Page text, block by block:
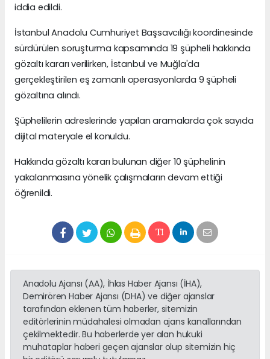
iddia edildi.
İstanbul Anadolu Cumhuriyet Başsavcılığı koordinesinde
sürdürülen soruşturma kapsamında 19 şüpheli hakkında
gözaltı kararı verilirken, İstanbul ve Muğla'da
gerçekleştirilen eş zamanlı operasyonlarda 9 şüpheli
gözaltına alındı.
Şüphelilerin adreslerinde yapılan aramalarda çok sayıda
dijital materyale el konuldu.
Hakkında gözaltı kararı bulunan diğer 10 şüphelinin
yakalanmasına yönelik çalışmaların devam ettiği
öğrenildi.
Anadolu Ajansı (AA), İhlas Haber Ajansı (İHA),
Demirören Haber Ajansı (DHA) ve diğer ajanslar
tarafından eklenen tüm haberler, sitemizin
editörlerinin müdahalesi olmadan ajans kanallarından
çekilmektedir. Bu haberlerde yer alan hukuki
muhataplar haberi geçen ajanslar olup sitemizin hiç